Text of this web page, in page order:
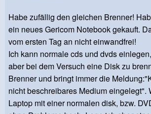
Habe zufällig den gleichen Brenner!
ein neues Gericom Notebook gekauft.
vom ersten Tag an nicht einwandfrei!
Ich kann normale cds und dvds
aber bei dem Versuch eine Disk zu
Brenner und bringt immer die
nicht beschreibares Medium eingelegt".
Laptop mit einer normalen disk, bzw.